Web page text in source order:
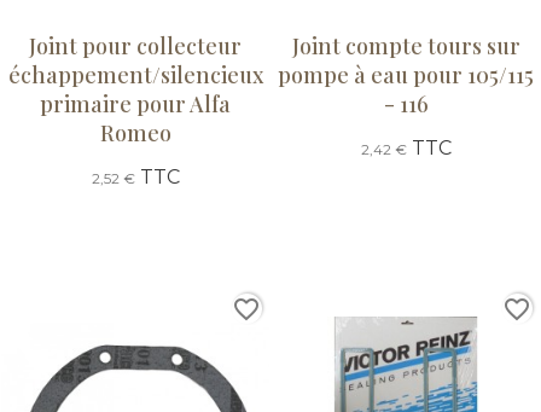
Joint pour collecteur
échappement/silencieux
primaire pour Alfa
Romeo
2,52 €TTC
Joint compte tours sur
pompe à eau pour 105/115
- 116
2,42 €TTC
favorite_border favorite_border